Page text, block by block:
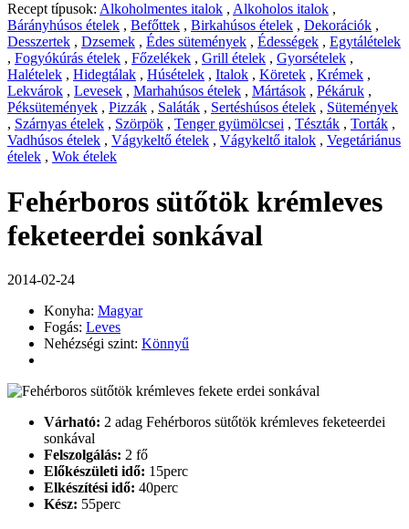
Recept típusok: Alkoholmentes italok , Alkoholos italok ,
Bárányhúsos ételek , Befőttek , Birkahúsos ételek , Dekorációk ,
Desszertek , Dzsemek , Édes sütemények , Édességek , Egytálételek
, Fogyókúrás ételek , Főzelékek , Grill ételek , Gyorsételek ,
Halételek , Hidegtálak , Húsételek , Italok , Köretek , Krémek ,
Lekvárok , Levesek , Marhahúsos ételek , Mártások , Pékáruk ,
Péksütemények , Pizzák , Saláták , Sertéshúsos ételek , Sütemények
, Szárnyas ételek , Szörpök , Tenger gyümölcsei , Tészták , Torták ,
Vadhúsos ételek , Vágykeltő ételek , Vágykeltő italok , Vegetáriánus
ételek , Wok ételek
Fehérboros sütőtök krémleves
feketeerdei sonkával
2014-02-24
Konyha: Magyar
Fogás: Leves
Nehézségi szint: Könnyű
Várható: 2 adag Fehérboros sütőtök krémleves feketeerdei
sonkával
Felszolgálás: 2 fő
Előkészületi idő: 15perc
Elkészítési idő: 40perc
Kész: 55perc